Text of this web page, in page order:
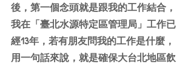
後，第一個念頭就是跟我的工作結合，
我在「臺北水源特定區管理局」工作已
經13年，若有朋友問我的工作是什麼，
用一句話來說，就是確保大台北地區飲